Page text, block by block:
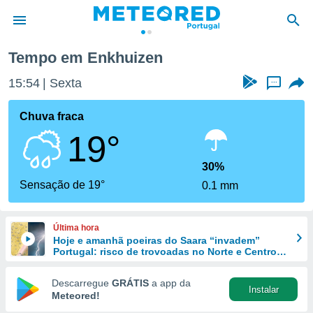
da
foi
fornecidas
a este
das
e
forma
digital
Tempo em Enkhuizen
15:54 Sexta ...
Chuva fraca
19°
Sensação de 19°
30%
0.1 mm
Última hora
Hoje e amanhã poeiras do Saara “invadem”
Portugal: risco de trovoadas no Norte e Centro
Descarregue GRÁTIS a app da
Meteored!
Instalar